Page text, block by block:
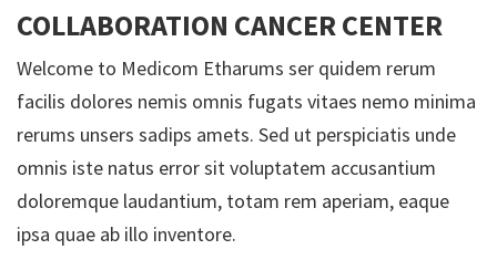
COLLABORATION CANCER CENTER
Welcome to Medicom Etharums ser quidem rerum
facilis dolores nemis omnis fugats vitaes nemo minima
rerums unsers sadips amets. Sed ut perspiciatis unde
omnis iste natus error sit voluptatem accusantium
doloremque laudantium, totam rem aperiam, eaque
ipsa quae ab illo inventore.